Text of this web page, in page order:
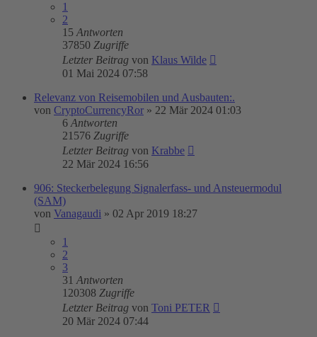
1
2
15 Antworten
37850 Zugriffe
Letzter Beitrag von Klaus Wilde
01 Mai 2024 07:58
Relevanz von Reisemobilen und Ausbauten:.
von CryptoCurrencyRor » 22 Mär 2024 01:03
6 Antworten
21576 Zugriffe
Letzter Beitrag von Krabbe
22 Mär 2024 16:56
906: Steckerbelegung Signalerfass- und Ansteuermodul
(SAM)
von Vanagaudi » 02 Apr 2019 18:27
1
2
3
31 Antworten
120308 Zugriffe
Letzter Beitrag von Toni PETER
20 Mär 2024 07:44